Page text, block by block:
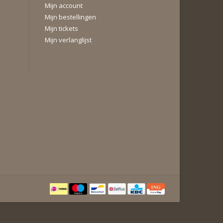
Mijn account
Mijn bestellingen
Mijn tickets
Mijn verlanglijst